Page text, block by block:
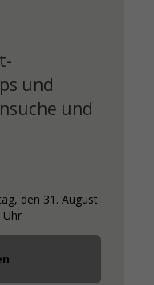
und
und
den 31. August
Uhr